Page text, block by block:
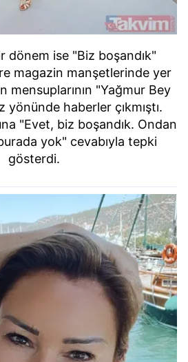
dönem ise "Biz boşandık"
magazin manşetlerinde yer
mensuplarının "Yağmur Bey
yönünde haberler çıkmıştı.
"Evet, biz boşandık. Ondan
yok" cevabıyla tepki
gösterdi.